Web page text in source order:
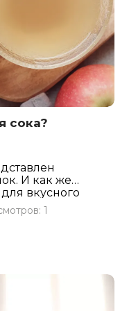
сока?
И как же
вкусного
как
1